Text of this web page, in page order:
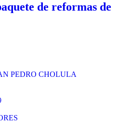
de reformas de
PEDRO CHOLULA